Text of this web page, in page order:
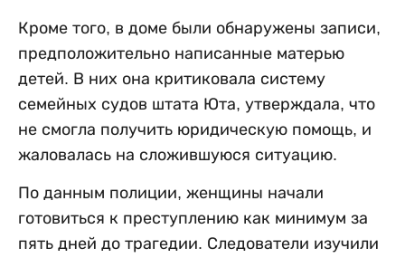
Кроме того, в доме были обнаружены записи,
предположительно написанные матерью
детей. В них она критиковала систему
семейных судов штата Юта, утверждала, что
не смогла получить юридическую помощь, и
жаловалась на сложившуюся ситуацию.
По данным полиции, женщины начали
готовиться к преступлению как минимум за
пять дней до трагедии. Следователи изучили